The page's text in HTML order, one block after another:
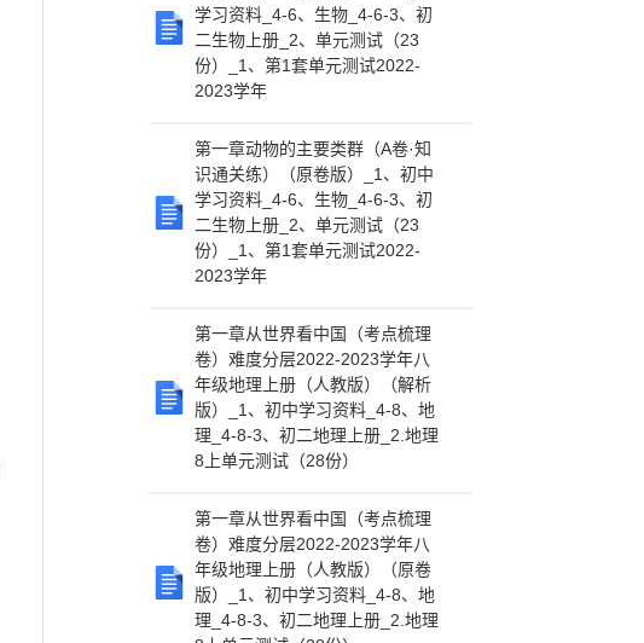
学习资料_4-6、生物_4-6-3、初
二生物上册_2、单元测试（23
份）_1、第1套单元测试2022-
2023学年
第一章动物的主要类群（A卷·知
识通关练）（原卷版）_1、初中
学习资料_4-6、生物_4-6-3、初
二生物上册_2、单元测试（23
份）_1、第1套单元测试2022-
2023学年
第一章从世界看中国（考点梳理
卷）难度分层2022-2023学年八
年级地理上册（人教版）（解析
版）_1、初中学习资料_4-8、地
理_4-8-3、初二地理上册_2.地理
8上单元测试（28份）
第一章从世界看中国（考点梳理
卷）难度分层2022-2023学年八
年级地理上册（人教版）（原卷
版）_1、初中学习资料_4-8、地
理_4-8-3、初二地理上册_2.地理